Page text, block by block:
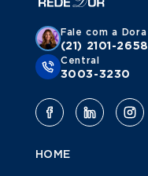
Fale com a Dora
(21) 2101-2658
Central
3003-3230
HOME